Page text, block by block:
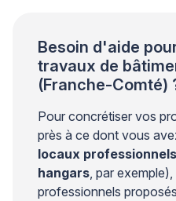
Besoin d'aide
travaux de
(Franche-Comté)
Pour concrétiser vos
près à ce dont vous
locaux
hangars , par
professionnels